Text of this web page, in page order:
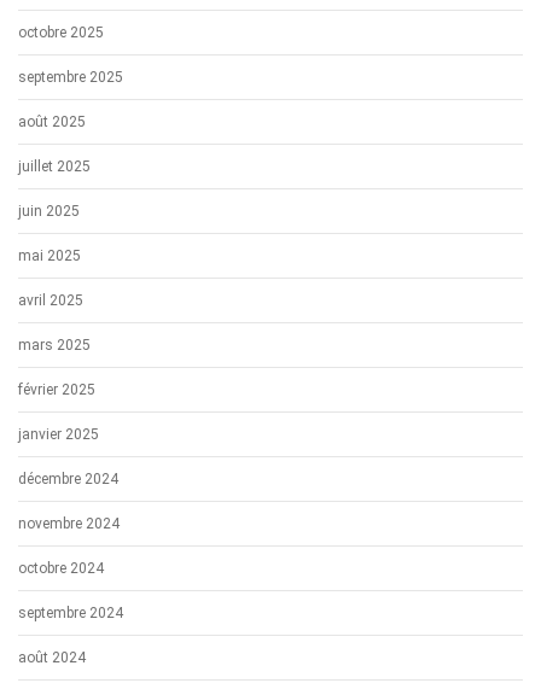
octobre 2025
septembre 2025
août 2025
juillet 2025
juin 2025
mai 2025
avril 2025
mars 2025
février 2025
janvier 2025
décembre 2024
novembre 2024
octobre 2024
septembre 2024
août 2024